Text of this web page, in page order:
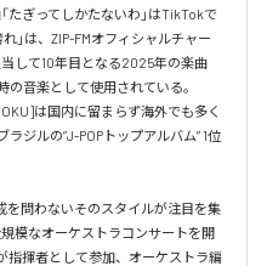
ぎってしかたないわ」はTikTokで
」は、ZIP-FMオフィシャルチャー
当して10年目となる2025年の楽曲
の音楽として使用されている。
は国内に留まらず海外でも多く
ジルの”J-POPトップアルバム” 1位
を問わないそのスタイルが注目を集
模なオーケストラコンサートを開
指揮者として参加、オーケストラ編